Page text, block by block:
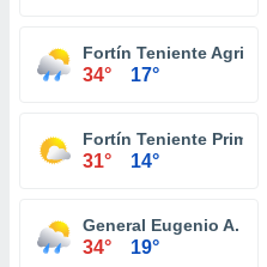
Fortín Teniente
34° 17°
Fortín Teniente
31° 14°
General Eugenio A.
34° 19°